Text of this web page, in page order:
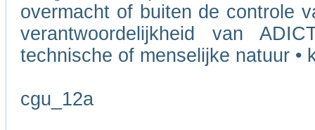
overmacht of buiten de controle
verantwoordelijkheid van
technische of menselijke natuur
cgu_12a